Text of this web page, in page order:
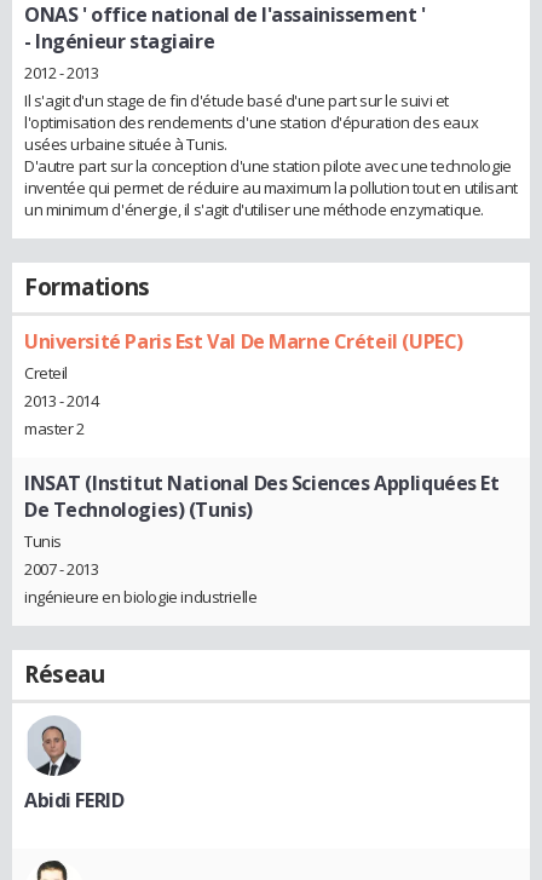
ONAS ' office national de l'assainissement '
- Ingénieur stagiaire
2012 - 2013
Il s'agit d'un stage de fin d'étude basé d'une part sur le suivi et
l'optimisation des rendements d'une station d'épuration des eaux
usées urbaine située à Tunis.
D'autre part sur la conception d'une station pilote avec une technologie
inventée qui permet de réduire au maximum la pollution tout en utilisant
un minimum d'énergie, il s'agit d'utiliser une méthode enzymatique.
Formations
Université Paris Est Val De Marne Créteil (UPEC)
Creteil
2013 - 2014
master 2
INSAT (Institut National Des Sciences Appliquées Et
De Technologies) (Tunis)
Tunis
2007 - 2013
ingénieure en biologie industrielle
Réseau
Abidi FERID